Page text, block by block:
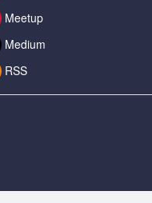
Meetup
Medium
RSS